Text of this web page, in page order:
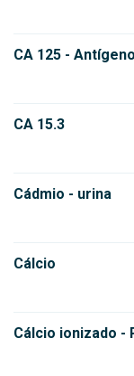
CA 125 - Antígeno
CA 15.3
Cádmio - urina
Cálcio
Cálcio ionizado -